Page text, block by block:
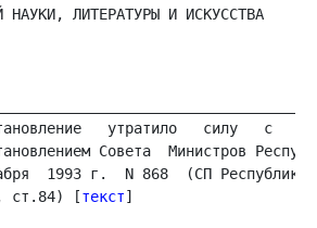
НАУКИ, ЛИТЕРАТУРЫ И ИСКУССТВА
утратило   силу   с   1
Совета  Министров
1993 г.  N 868  (СП Республики
ст.84) [
текст]